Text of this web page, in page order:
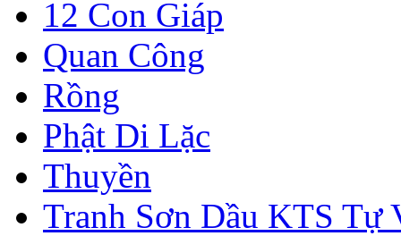
12 Con Giáp
Quan Công
Rồng
Phật Di Lặc
Thuyền
Tranh Sơn Dầu KTS Tự